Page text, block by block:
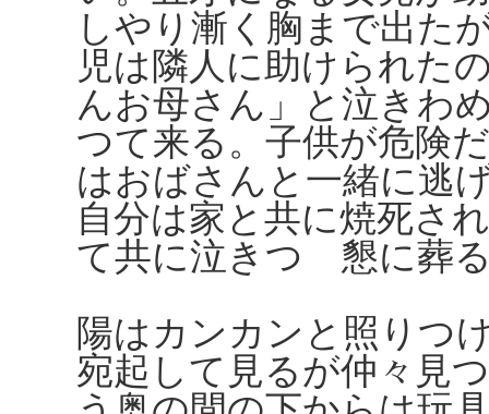
しやり漸く胸まで出た
児は隣人に助けられた
んお母さん」と泣きわ
つて来る。子供が危険
はおばさんと一緒に逃
自分は家と共に焼死さ
て共に泣きつゝ懇に葬
陽はカンカンと照りつ
宛起して見るが仲々見